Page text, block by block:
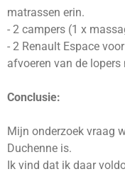
matrassen erin.
- 2 campers (1 x
- 2 Renault Espace
afvoeren van de
Conclusie:
Mijn onderzoek vraag
Duchenne is.
Ik vind dat ik daar